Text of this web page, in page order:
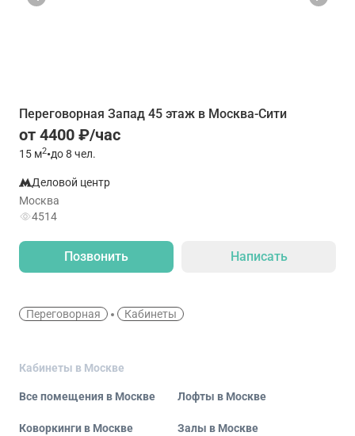
Переговорная Запад 45 этаж в Москва-Сити
от 4400 ₽/час
15 м2•до 8 чел.
Деловой центр
Москва
4514
Позвонить Написать
Переговорная Кабинеты
Кабинеты в Москве
Все помещения в Москве Лофты в Москве
Коворкинги в Москве Залы в Москве